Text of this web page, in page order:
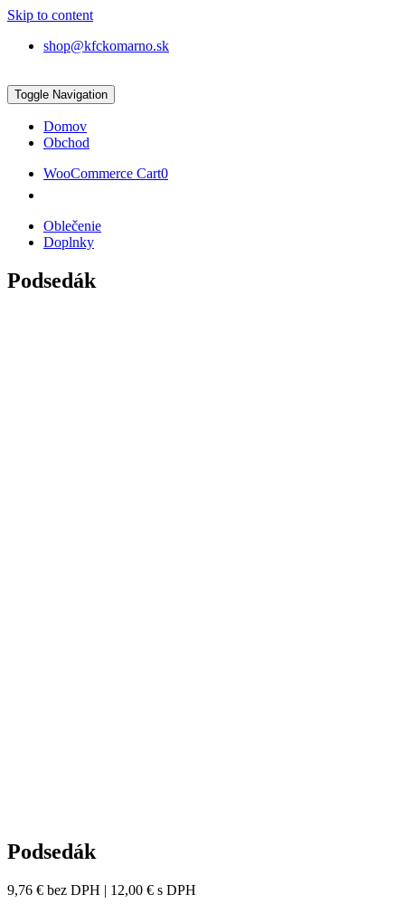
Skip to content
shop@kfckomarno.sk
Toggle Navigation
Domov
Obchod
WooCommerce Cart0
Oblečenie
Doplnky
Podsedák
Podsedák
9,76 € bez DPH | 12,00 € s DPH